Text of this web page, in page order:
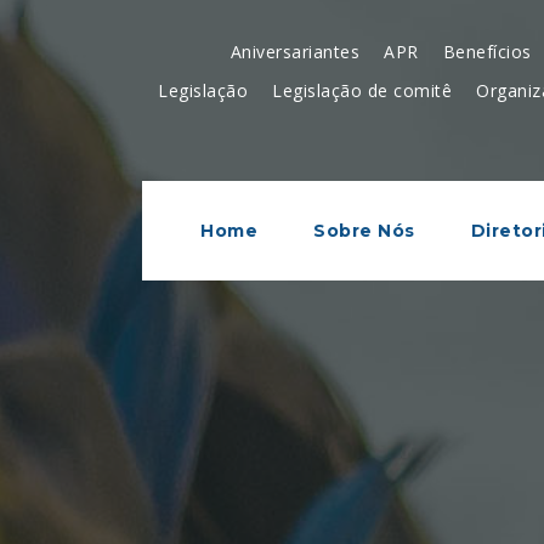
Aniversariantes APR
Benefícios
Legislação
Legislação de comitê
Home Sobre Nós